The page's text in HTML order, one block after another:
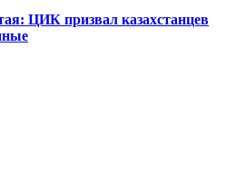
ЦИК призвал казахстанцев